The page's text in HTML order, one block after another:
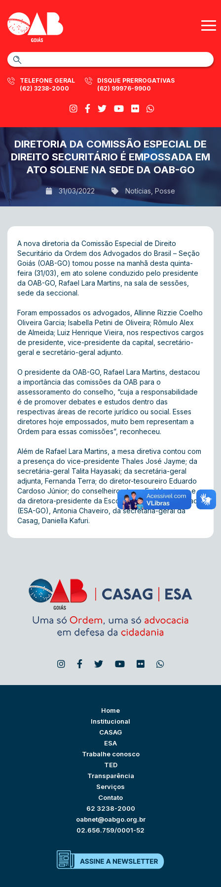
TELEFONE GERAL
(62) 3238-2000
DISQUE PRERROGATIVAS
(62) 99976-9900
DIRETORIA DA COMISSÃO ESPECIAL DE
DIREITO SECURITÁRIO É EMPOSSADA EM
ATO SOLENE NA SEDE DA OAB-GO
31/03/2022 Notícias Posse
A nova diretoria da Comissão Especial de Direito
Securitário da Ordem dos Advogados do Brasil – Seção
Goiás (OAB-GO) tomou posse na manhã desta quinta-
feira (31/03), em ato solene conduzido pelo presidente
da OAB-GO, Rafael Lara Martins, na sala de sessões,
sede da seccional.
Foram empossados os advogados, Allinne Rizzie Coelho
Oliveira Garcia; Isabella Petini de Oliveira; Rômulo Alex
de Almeida; Luiz Henrique Vieira, nos respectivos cargos
de presidente, vice-presidente da capital, secretário-
geral e secretário-geral adjunto.
O presidente da OAB-GO, Rafael Lara Martins, destacou
a importância das comissões da OAB para o
assessoramento do conselho, “cuja a responsabilidade
é de promover debates e estudos dentro das
respectivas áreas de recorte jurídico ou social. Esses
diretores hoje empossados, muito bem representam a
Ordem para essas comissões”, reconheceu.
Além de Rafael Lara Martins, a mesa diretiva contou com
a presença do vice-presidente Thales José Jayme; da
secretária-geral Talita Hayasaki; da secretária-geral
adjunta, Fernanda Terra; do diretor-tesoureiro Eduardo
Cardoso Júnior; do conselheiro pleno, Enil Henrique; e
da diretora-presidente da Escola Superior de Advocacia
(ESA-GO), Antonia Chaveiro, da secretária-geral da
Casag, Daniella Kafuri.
Home
Institucional
CASAG
ESA
Trabalhe conosco
TED
Transparência
Serviços
Contato
62 3238-2000
oabnet@oabgo.org.br
02.656.759/0001-52